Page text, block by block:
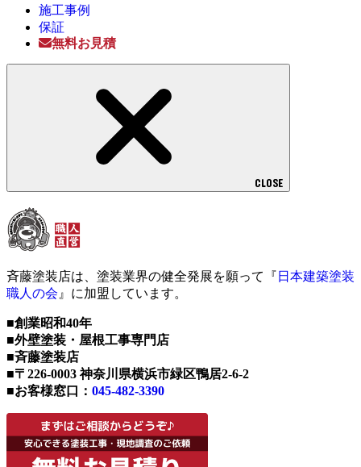
施工事例
保証
無料お見積
CLOSE
斉藤塗装店は、塗装業界の健全発展を願って『 日本建築塗装
職人の会 』に加盟しています。
■創業昭和40年
■外壁塗装・屋根工事専門店
■斉藤塗装店
■〒226-0003 神奈川県横浜市緑区鴨居2-6-2
■お客様窓口： 045-482-3390